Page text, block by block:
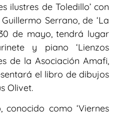
ilustres de Toledillo’ con
Serrano, de ‘La
de mayo, tendrá lugar
y piano ‘Lienzos
de la Asociación Amafi,
el libro de dibujos
Olivet.
conocido como ‘Viernes